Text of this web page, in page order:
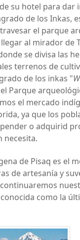
su hotel para dar
de los Inkas,
el parque
al mirador de
se divisa las
terrenos de
de los inkas "
Parque
el mercado
ya que los
o adquirid
necesita.
de Pisaq es el
de artesanía y
como la